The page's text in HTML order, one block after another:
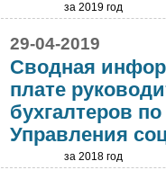
за 2019 год
29-04-2019
Сводная
плате
бухгалтеров
Управления
за 2018 год